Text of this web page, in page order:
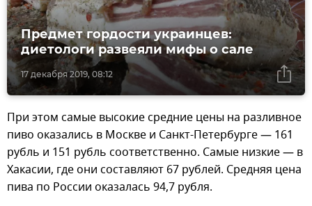
17 декабря 2019, 08:12
Предмет гордости украинцев:
диетологи развеяли мифы о сале
При этом самые высокие средние цены на разливное
пиво оказались в Москве и Санкт-Петербурге — 161
рубль и 151 рубль соответственно. Самые низкие — в
Хакасии, где они составляют 67 рублей. Средняя цена
пива по России оказалась 94,7 рубля.